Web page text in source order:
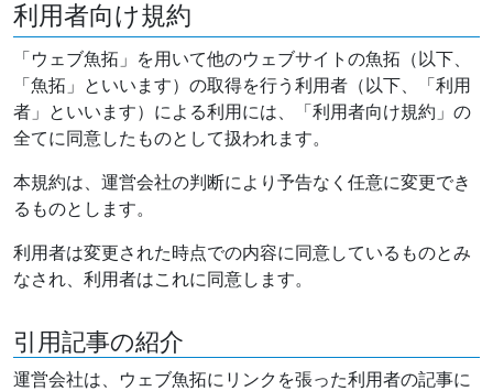
利用者向け規約
「ウェブ魚拓」を用いて他のウェブサイトの魚拓（以下、
「魚拓」といいます）の取得を行う利用者（以下、「利用
者」といいます）による利用には、「利用者向け規約」の
全てに同意したものとして扱われます。
本規約は、運営会社の判断により予告なく任意に変更でき
るものとします。
利用者は変更された時点での内容に同意しているものとみ
なされ、利用者はこれに同意します。
引用記事の紹介
運営会社は、ウェブ魚拓にリンクを張った利用者の記事に